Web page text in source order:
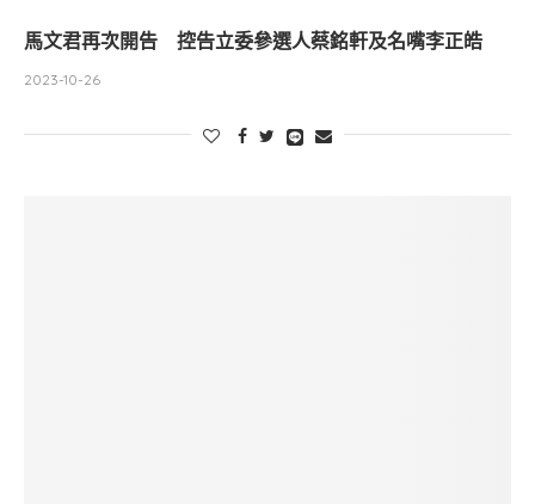
馬文君再次開告 控告立委參選人蔡銘軒及名嘴李正皓
2023-10-26